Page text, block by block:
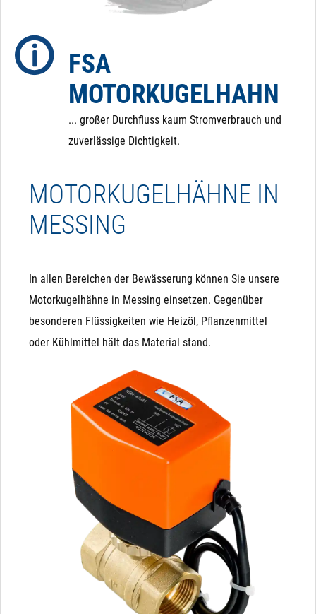
dass der Kugelhahn im Falle eines Stromausfalls in
eine definierte Position zurückfährt.
FSA
MOTORKUGELHAHN
... großer Durchfluss kaum Stromverbrauch und
zuverlässige Dichtigkeit.
MOTORKUGELHÄHNE IN
MESSING
In allen Bereichen der Bewässerung können Sie unsere
Motorkugelhähne in Messing einsetzen. Gegenüber
besonderen Flüssigkeiten wie Heizöl, Pflanzenmittel
oder Kühlmittel hält das Material stand.